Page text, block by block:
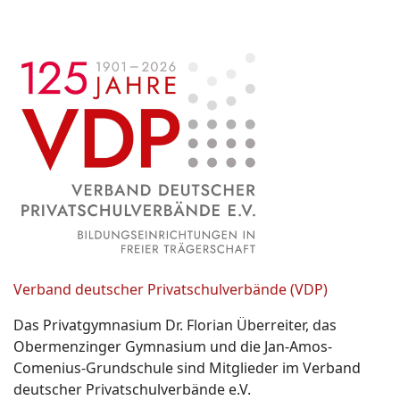
Verband deutscher Privatschulverbände (VDP)
Das Privatgymnasium Dr. Florian Überreiter, das
Obermenzinger Gymnasium und die Jan-Amos-
Comenius-Grundschule sind Mitglieder im Verband
deutscher Privatschulverbände e.V.